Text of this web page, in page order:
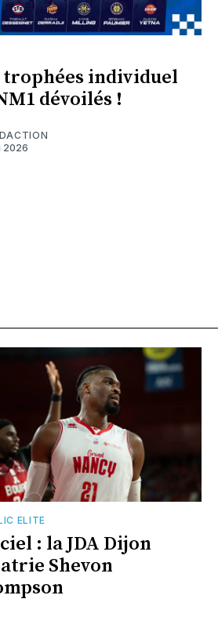
trophées individuel
dévoilés !
2026
ELITE
: la JDA Dijon
Shevon